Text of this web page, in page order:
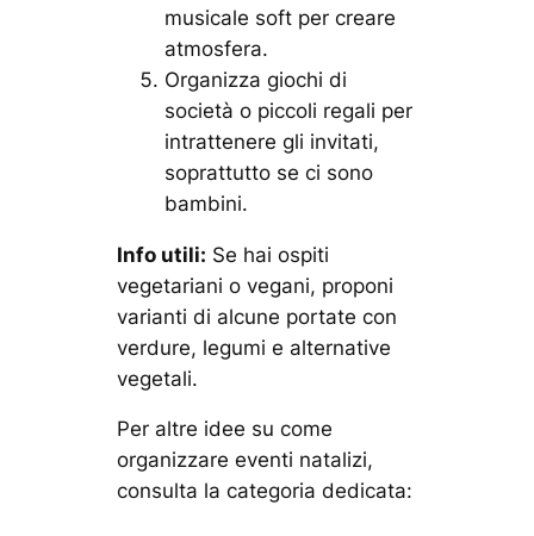
musicale soft per creare
atmosfera.
Organizza giochi di
società o piccoli regali per
intrattenere gli invitati,
soprattutto se ci sono
bambini.
Info utili: Se hai ospiti
vegetariani o vegani, proponi
varianti di alcune portate con
verdure, legumi e alternative
vegetali.
Per altre idee su come
organizzare eventi natalizi,
consulta la categoria dedicata: